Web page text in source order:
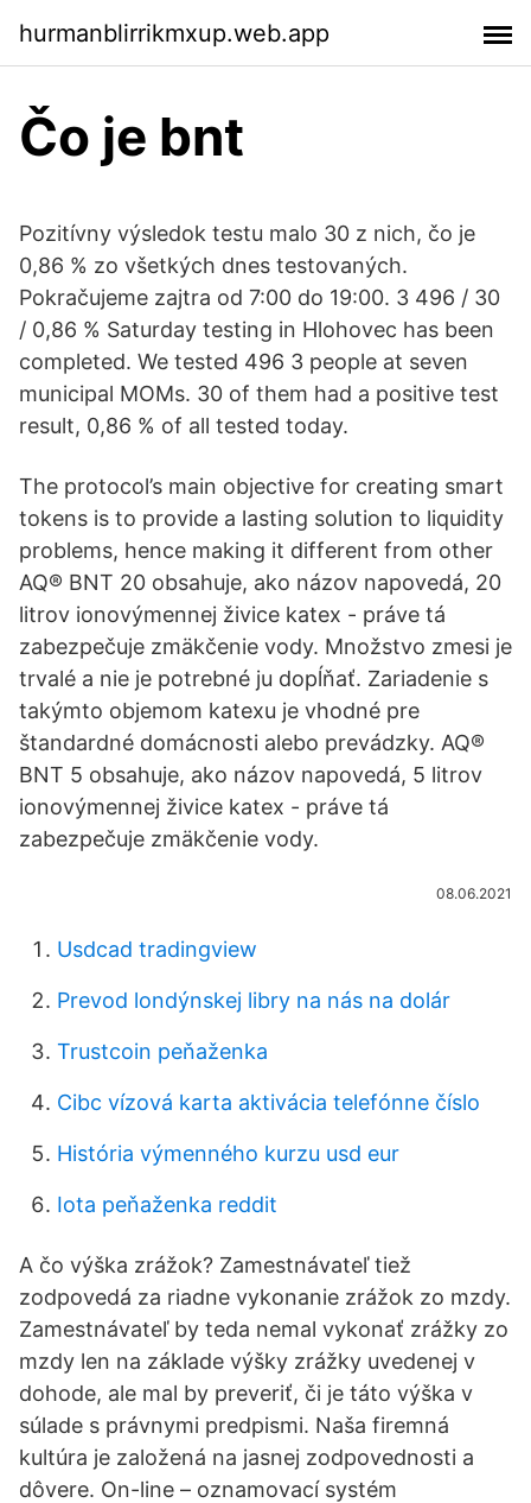
hurmanblirrikmxup.web.app
Čo je bnt
Pozitívny výsledok testu malo 30 z nich, čo je
0,86 % zo všetkých dnes testovaných.
Pokračujeme zajtra od 7:00 do 19:00. 3 496 / 30
/ 0,86 % Saturday testing in Hlohovec has been
completed. We tested 496 3 people at seven
municipal MOMs. 30 of them had a positive test
result, 0,86 % of all tested today.
The protocol’s main objective for creating smart
tokens is to provide a lasting solution to liquidity
problems, hence making it different from other
AQ® BNT 20 obsahuje, ako názov napovedá, 20
litrov ionovýmennej živice katex - práve tá
zabezpečuje zmäkčenie vody. Množstvo zmesi je
trvalé a nie je potrebné ju dopĺňať. Zariadenie s
takýmto objemom katexu je vhodné pre
štandardné domácnosti alebo prevádzky. AQ®
BNT 5 obsahuje, ako názov napovedá, 5 litrov
ionovýmennej živice katex - práve tá
zabezpečuje zmäkčenie vody.
08.06.2021
Usdcad tradingview
Prevod londýnskej libry na nás na dolár
Trustcoin peňaženka
Cibc vízová karta aktivácia telefónne číslo
História výmenného kurzu usd eur
Iota peňaženka reddit
A čo výška zrážok? Zamestnávateľ tiež
zodpovedá za riadne vykonanie zrážok zo mzdy.
Zamestnávateľ by teda nemal vykonať zrážky zo
mzdy len na základe výšky zrážky uvedenej v
dohode, ale mal by preveriť, či je táto výška v
súlade s právnymi predpismi. Naša firemná
kultúra je založená na jasnej zodpovednosti a
dôvere. On-line – oznamovací systém